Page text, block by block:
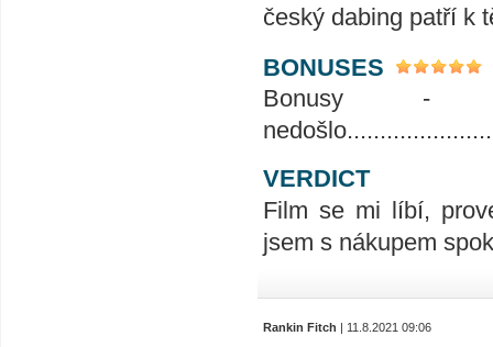
český dabing patří k
BONUSES
Bonusy -
VERDICT
Film se mi líbí,
jsem s nákupem
Rankin Fitch | 11.8.2021 09:06